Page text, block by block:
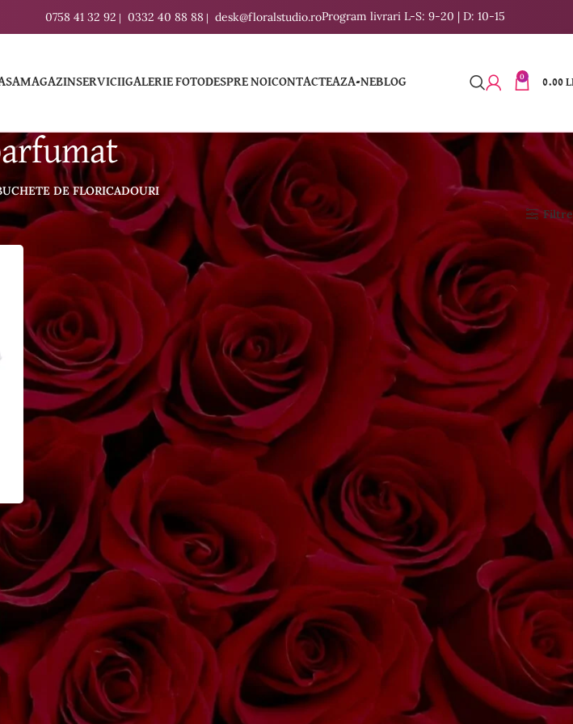
0758 41 32 92 | 0332 40 88 88 | desk@floralstudio.roProgram livrari L-S: 9-20 | D: 10-15
MAGAZINSERVICIIGALERIE FOTODESPRE NOICONTACTEAZA-NEBLOG 0
0.00
DE FLORICADOURI
Filtre